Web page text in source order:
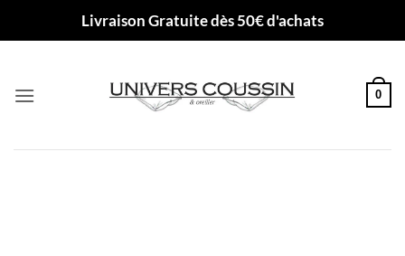
Livraison Gratuite dès 50€ d'achats
0